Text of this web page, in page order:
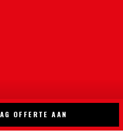
OFFERTE AAN